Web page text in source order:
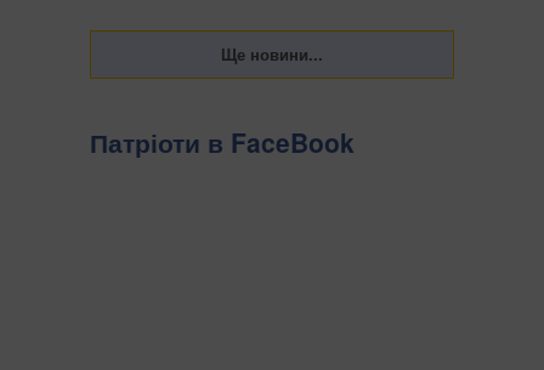
Патріоти в FaceBook